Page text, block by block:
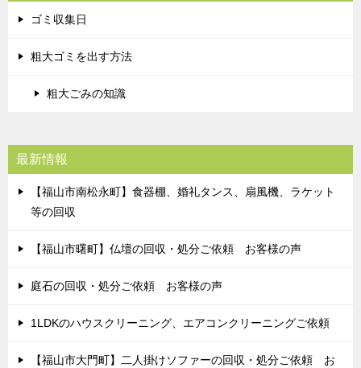
ゴミ収集日
粗大ゴミを出す方法
粗大ごみの知識
最新情報
【福山市南松永町】食器棚、婚礼タンス、扇風機、ラケット
等の回収
【福山市曙町】仏壇の回収・処分ご依頼 お客様の声
庭石の回収・処分ご依頼 お客様の声
1LDKのハウスクリーニング、エアコンクリーニングご依頼
【福山市大門町】二人掛けソファーの回収・処分ご依頼 お